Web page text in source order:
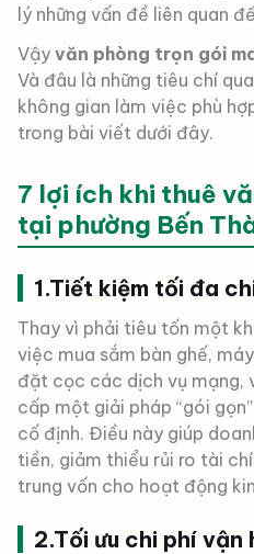
lý những vấn đề liên quan
Vậy văn phòng trọn gói
Và đâu là những tiêu chí
không gian làm việc phù
trong bài viết dưới đây.
7 lợi ích khi thuê
tại phường Bến
1.Tiết kiệm tối đa
Thay vì phải tiêu tốn một
việc mua sắm bàn ghế,
đặt cọc các dịch vụ mạng,
cấp một giải pháp “gói
cố định. Điều này giúp
tiền, giảm thiểu rủi ro tài
trung vốn cho hoạt động
2.Tối ưu chi phí vận